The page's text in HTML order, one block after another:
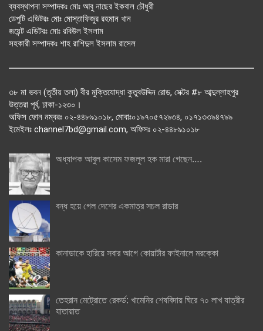
ব্যবস্থাপনা সম্পাদকঃ মোঃ আবু নাছের ইকবাল চৌধুরী
ডেপুটি এডিটরঃ মোঃ মোস্তাফিজুর রহমান খান
জয়েন্ট এডিটরঃ মোঃ রবিউল ইসলাম
সহকারী সম্পাদকঃ শাহ রাশিদুল ইসলাম রাসেল
৩৮ মা ভবন (তৃতীয় তলা) বীর মুক্তিযোদ্ধা কুতুবউদ্দিন রোড, সেক্টর #৮ আব্দুল্লাহপুর
উত্তরা পূর্ব, ঢাকা-১২৩০।
অফিস ফোন নম্বরঃ ০২-৪৪৮৯১০১৮, মোবাঃ০১৯৭০৫৭২৯৩৪, ০১৭১৩৩৯৪৭৯৯
ইমেইলঃ channel7bd@gmail.com, অফিসঃ ০২-৪৪৮৯১০১৮
অধ্যাপক আবুল কাসেম ফজলুল হক মারা গেছেন….
বন্ধ হয়ে গেল দেশের একমাত্র সচল রাডার
কানাডাকে হারিয়ে সবার আগে কোয়ার্টার ফাইনালে মরক্কো
তেহরান মেট্রোতে রেকর্ড: খামেনির শেষবিদায় ঘিরে ৭০ লাখ যাত্রীর
যাতায়াত